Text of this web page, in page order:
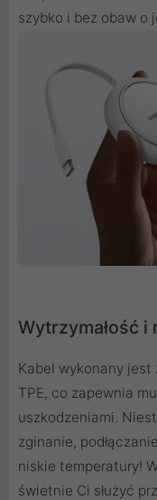
szybko i bez obaw o
Wytrzymałość
Kabel wykonany jest
TPE, co zapewnia
uszkodzeniami.
zginanie,
niskie temperatury!
świetnie Ci służyć